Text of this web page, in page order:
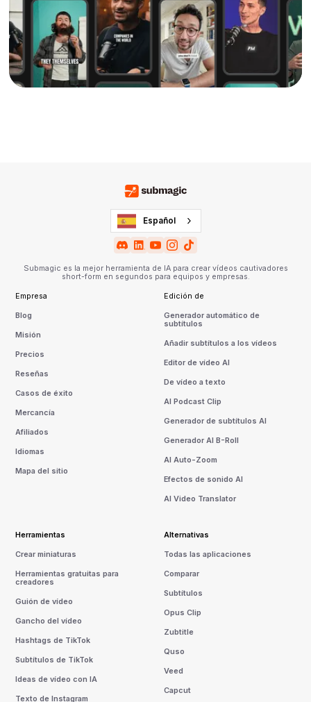
Español
Submagic es la mejor herramienta de IA para crear vídeos cautivadores
short-form en segundos para equipos y empresas.
Empresa
Blog
Misión
Precios
Reseñas
Casos de éxito
Mercancía
Afiliados
Idiomas
Mapa del sitio
Edición de
Generador automático de
subtítulos
Añadir subtítulos a los vídeos
Editor de vídeo AI
De vídeo a texto
AI Podcast Clip
Generador de subtítulos AI
Generador AI B-Roll
AI Auto-Zoom
Efectos de sonido AI
AI Video Translator
Herramientas
Crear miniaturas
Herramientas gratuitas para
creadores
Guión de vídeo
Gancho del vídeo
Hashtags de TikTok
Subtítulos de TikTok
Ideas de vídeo con IA
Texto de Instagram
Alternativas
Todas las aplicaciones
Comparar
Subtítulos
Opus Clip
Zubtitle
Quso
Veed
Capcut